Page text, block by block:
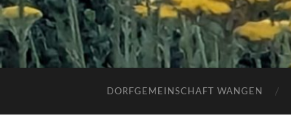
DORFGEMEINSCHAFT WANGEN